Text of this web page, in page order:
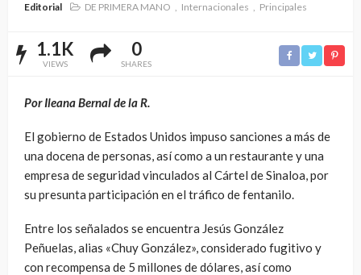
Editorial DE PRIMERA MANO Internacionales Principales
1.1K
VIEWS
0
SHARES
Por Ileana Bernal de la R.
El gobierno de Estados Unidos impuso sanciones a más de
una docena de personas, así como a un restaurante y una
empresa de seguridad vinculados al Cártel de Sinaloa, por
su presunta participación en el tráfico de fentanilo.
Entre los señalados se encuentra Jesús González
Peñuelas, alias «Chuy González», considerado fugitivo y
con recompensa de 5 millones de dólares, así como